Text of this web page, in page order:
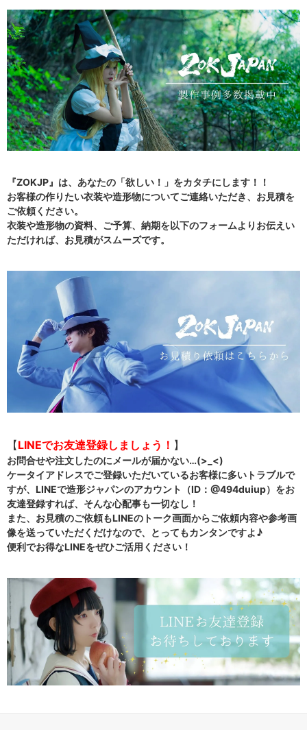
『ZOKJP』は、あなたの「欲しい！」をカタチにします！！
お客様の作りたい衣装や造形物についてご連絡いただき、お見積を
ご依頼ください。
衣装や造形物の資料、ご予算、納期を以下のフォームよりお伝えい
ただければ、お見積がスムーズです。
【LINEでお友達登録しましょう！ 】
お問合せや注文したのにメールが届かない…(>_<)
ケータイアドレスでご登録いただいているお客様に多いトラブルで
すが、LINEで造形ジャパンのアカウント（ID：@494duiup）をお
友達登録すれば、そんな心配事も一切なし！
また、お見積のご依頼もLINEのトーク画面からご依頼内容や参考画
像を送っていただくだけなので、とってもカンタンですよ♪
便利でお得なLINEをぜひご活用ください！